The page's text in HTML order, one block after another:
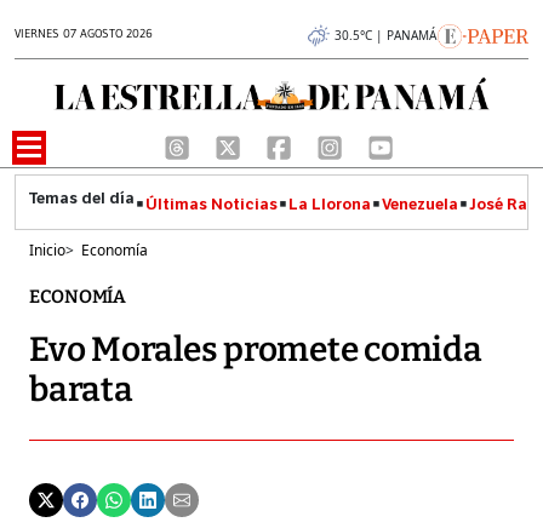
VIERNES 07 AGOSTO 2026 30.5°C | PANAMÁ
Últimas Noticias La Llorona Venezuela José
Inicio> Economía
ECONOMÍA
Evo Morales promete comida
barata